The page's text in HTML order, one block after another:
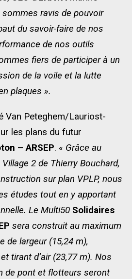
sommes ravis de pouvoir
du savoir-faire de nos
de nos outils
fiers de participer à un
de la voile et la lutte
plaques ».
Van Peteghem/Lauriost-
les plans du futur
– ARSEP. « Grâce au
2 de Thierry Bouchard,
sur plan VPLP, nous
études tout en y apportant
Le Multi50 Solidaires
sera construit au maximum
de largeur (15,24 m),
tirant d’air (23,77 m). Nos
de pont et flotteurs seront